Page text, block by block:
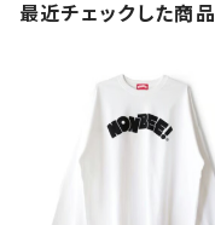
最近チェックした商品